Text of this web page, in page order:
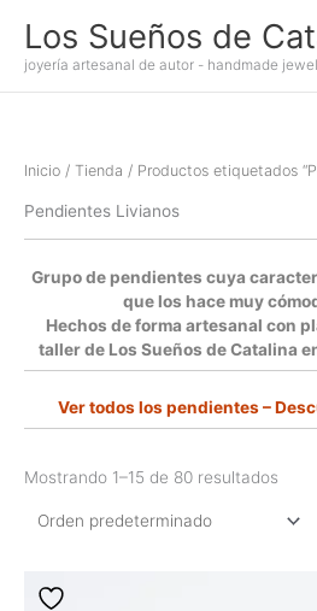
contenido
Los Sueños de
joyería artesanal de autor - handmade
Inicio / Tienda / Productos etiquetados
Pendientes Livianos
Grupo de pendientes cuya
que los hace muy
Hechos de forma artesanal con
taller de Los Sueños de Catalina
Ver todos los pendientes –
Mostrando 1–15 de 80 resultados